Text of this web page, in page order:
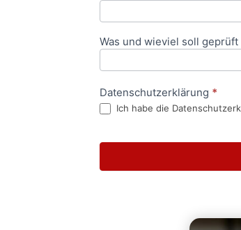
Was und wieviel soll geprüft
Datenschutzerklärung *
Ich habe die